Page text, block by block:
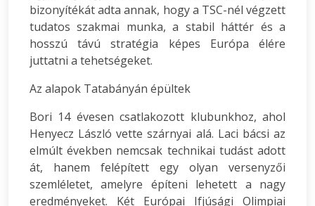
bizonyítékát adta annak, hogy a TSC-nél végzett
tudatos szakmai munka, a stabil háttér és a
hosszú távú stratégia képes Európa élére
juttatni a tehetségeket.
Az alapok Tatabányán épültek
Bori 14 évesen csatlakozott klubunkhoz, ahol
Henyecz László vette szárnyai alá. Laci bácsi az
elmúlt években nemcsak technikai tudást adott
át, hanem felépített egy olyan versenyzői
szemléletet, amelyre építeni lehetett a nagy
eredményeket. Két Európai Ifjúsági Olimpiai